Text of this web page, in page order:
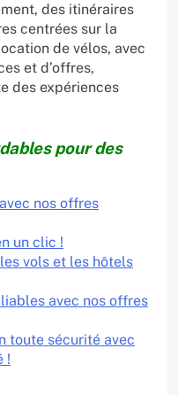
des itinéraires
centrées sur la
de vélos, avec
et d’offres,
des expériences
pour des
nos offres
un clic !
vols et les hôtels
avec nos offres
toute sécurité avec
!